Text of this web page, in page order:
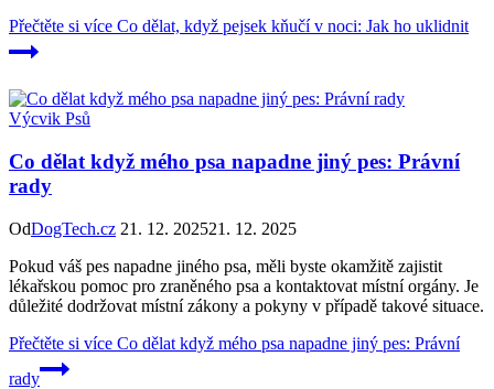
Přečtěte si více Co dělat, když pejsek kňučí v noci: Jak ho uklidnit
Výcvik Psů
Co dělat když mého psa napadne jiný pes: Právní
rady
OdDogTech.cz 21. 12. 202521. 12. 2025
Pokud váš pes napadne jiného psa, měli byste okamžitě zajistit
lékařskou pomoc pro zraněného psa a kontaktovat místní orgány. Je
důležité dodržovat místní zákony a pokyny v případě takové situace.
Přečtěte si více Co dělat když mého psa napadne jiný pes: Právní
rady